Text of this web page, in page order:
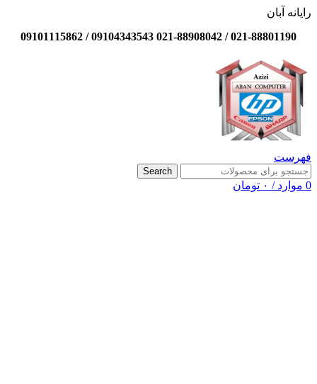
رایانه آبان
021-88801190 / 021-88908042 09104343543 / 09101115862
فهرست
Search
0 موارد / ۰ تومان